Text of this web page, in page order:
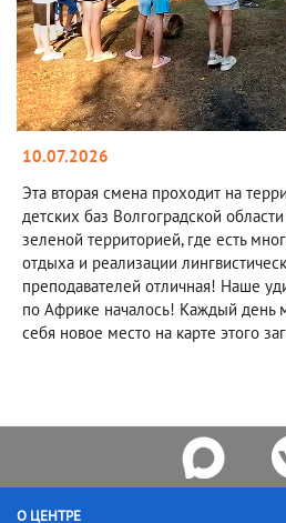
10.07.2026
Эта вторая смена проходит на
детских баз Волгоградской
зеленой территорией, где есть
отдыха и реализации
преподавателей отличная! Наше
по Африке началось! Каждый день
себя новое место на карте этого
О ЦЕНТРЕ